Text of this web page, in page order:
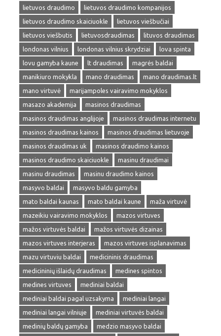
lietuvos draudimo
lietuvos draudimo kompanijos
lietuvos draudimo skaiciuokle
lietuvos viešbučiai
lietuvos viešbutis
lietuvosdraudimas
lituvos draudimas
londonas vilnius
londonas vilnius skrydziai
lova spinta
lovu gamyba kaune
lt draudimas
magrės baldai
manikiuro mokykla
mano draudimas
mano draudimas.lt
mano virtuvė
marijampoles vairavimo mokyklos
masazo akademija
masinos draudimas
masinos draudimas anglijoje
masinos draudimas internetu
masinos draudimas kainos
masinos draudimas lietuvoje
masinos draudimas uk
masinos draudimo kainos
masinos draudimo skaiciuokle
masinu draudimai
masinu draudimas
masinu draudimo kainos
masyvo baldai
masyvo baldu gamyba
mato baldai kaunas
mato baldai kaune
maža virtuvė
mazeikiu vairavimo mokyklos
mazos virtuves
mažos virtuvės baldai
mažos virtuvės dizainas
mazos virtuves interjeras
mazos virtuves isplanavimas
mazu virtuviu baldai
medicininis draudimas
medicininių išlaidų draudimas
medines spintos
medines virtuves
mediniai baldai
mediniai baldai pagal uzsakyma
mediniai langai
mediniai langai vilniuje
mediniai virtuvės baldai
medinių baldų gamyba
medzio masyvo baldai